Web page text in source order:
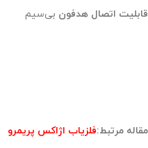
قابلیت اتصال هدفون بی‌سیم
مقاله مرتبط:فلزیاب اژاکس پریمرو